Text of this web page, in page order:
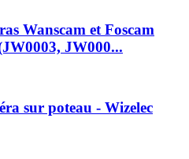
Wanscam et Foscam
JW000...
sur poteau - Wizelec